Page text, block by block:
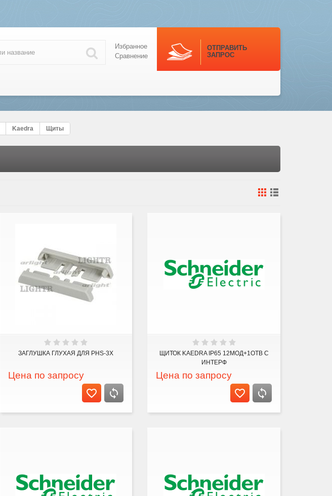
ОТПРАВИТЬ
ЗАПРОС
Избранное
Сравнение
Kaedra Щиты
ЗАГЛУШКА ГЛУХАЯ ДЛЯ PHS-3X
Цена по запросу
ЩИТОК KAEDRA IP65 12МОД+1ОТВ С
ИНТЕРФ
Цена по запросу